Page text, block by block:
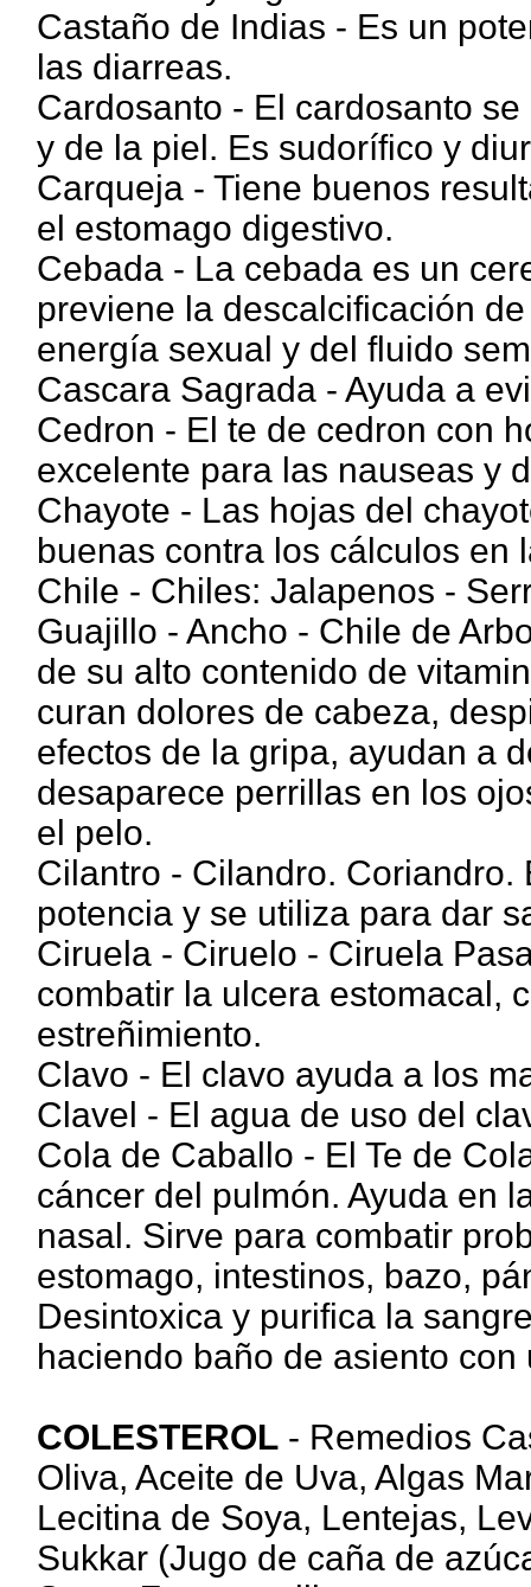
Castaño de Indias - Es un
las diarreas.
Cardosanto - El cardosanto
y de la piel. Es sudorífico y
Carqueja - Tiene buenos
el estomago digestivo.
Cebada - La cebada es un
previene la descalcificación
energía sexual y del fluido
Cascara Sagrada - Ayuda a
Cedron - El te de cedron con
excelente para las nauseas y
Chayote - Las hojas del
buenas contra los cálculos en
Chile - Chiles: Jalapenos -
Guajillo - Ancho - Chile de
de su alto contenido de
curan dolores de cabeza,
efectos de la gripa, ayudan a
desaparece perrillas en los
el pelo.
Cilantro - Cilandro.
potencia y se utiliza para dar
Ciruela - Ciruelo - Ciruela
combatir la ulcera estomacal,
estreñimiento.
Clavo - El clavo ayuda a los
Clavel - El agua de uso del
Cola de Caballo - El Te de
cáncer del pulmón. Ayuda en
nasal. Sirve para combatir
estomago, intestinos, bazo,
Desintoxica y purifica la
haciendo baño de asiento
COLESTEROL- Remedios
Oliva, Aceite de Uva, Algas
Lecitina de Soya, Lentejas,
Sukkar (Jugo de caña de